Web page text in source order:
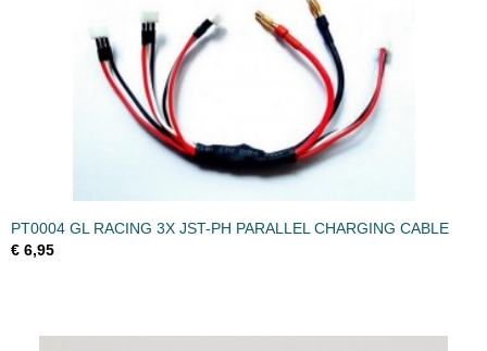
PT0004 GL RACING 3X JST-PH PARALLEL CHARGING CABLE
€ 6,95